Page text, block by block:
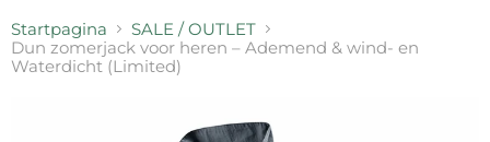
Startpagina
SALE / OUTLET
Dun zomerjack voor heren – Ademend & wind- en
Waterdicht (Limited)